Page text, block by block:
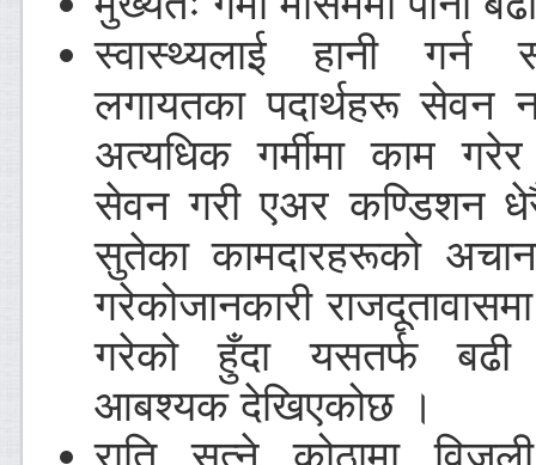
स्वास्थ्यलाई हानी गर्न
लगायतका पदार्थहरू सेवन
अत्यधिक गर्मीमा काम गरेर
सेवन गरी एअर कण्डिशन धेरै
सुतेका कामदारहरूको
गरेकोजानकारी
गरेको हुँदा यसतर्फ
आबश्यक देखिएकोछ ।